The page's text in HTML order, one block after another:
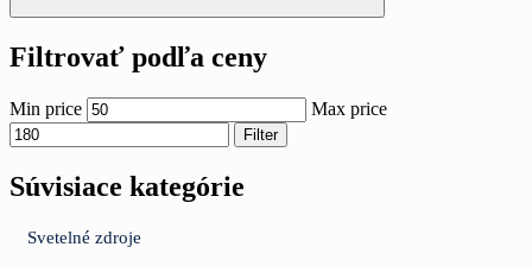
Filtrovať podľa ceny
Min price Max price
Filter
Súvisiace kategórie
Svetelné zdroje